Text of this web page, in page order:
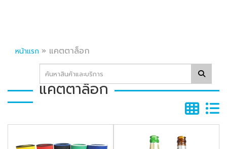
หน้าแรก » แคตตาล็อก
แคตตาล็อก